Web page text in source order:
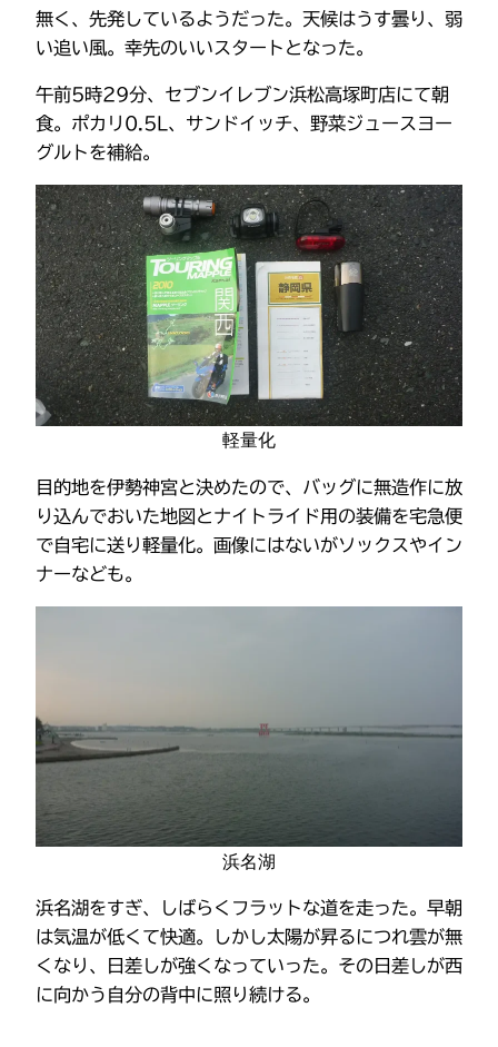
無く、先発しているようだった。天候はうす曇り、弱
い追い風。幸先のいいスタートとなった。
午前5時29分、セブンイレブン浜松高塚町店にて朝
食。ポカリ0.5L、サンドイッチ、野菜ジュースヨー
グルトを補給。
軽量化
目的地を伊勢神宮と決めたので、バッグに無造作に放
り込んでおいた地図とナイトライド用の装備を宅急便
で自宅に送り軽量化。画像にはないがソックスやイン
ナーなども。
浜名湖
浜名湖をすぎ、しばらくフラットな道を走った。早朝
は気温が低くて快適。しかし太陽が昇るにつれ雲が無
くなり、日差しが強くなっていった。その日差しが西
に向かう自分の背中に照り続ける。